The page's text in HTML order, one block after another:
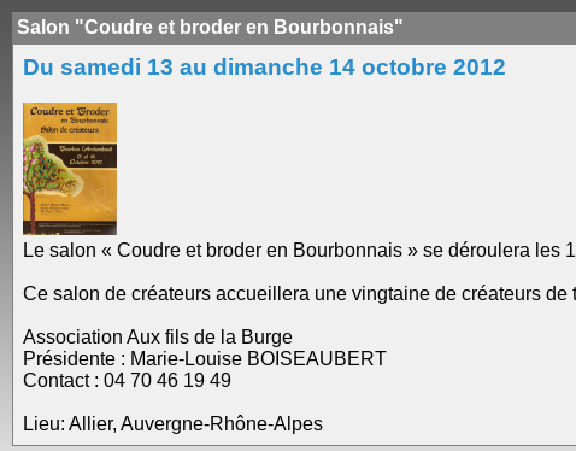
Salon "Coudre et broder en Bourbonnais"
Du samedi 13 au dimanche 14 octobre 2012
Le salon « Coudre et broder en Bourbonnais » se déroulera
Ce salon de créateurs accueillera une vingtaine de créateurs
Association Aux fils de la Burge
Présidente : Marie-Louise BOISEAUBERT
Contact : 04 70 46 19 49
Lieu: Allier, Auvergne-Rhône-Alpes